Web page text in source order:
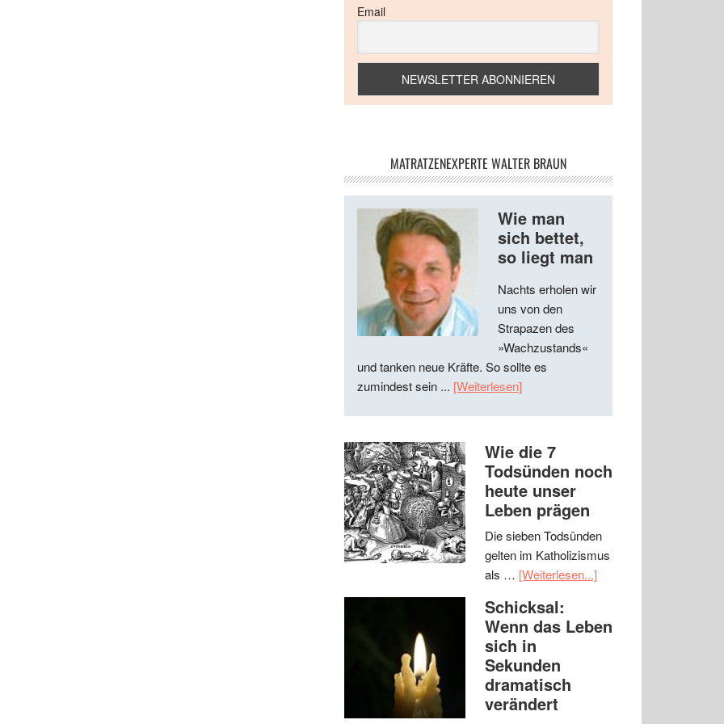
Email
MATRATZENEXPERTE WALTER BRAUN
Wie man
sich bettet,
so liegt man
Nachts erholen wir
uns von den
Strapazen des
»Wachzustands«
und tanken neue Kräfte. So sollte es
zumindest sein ... [Weiterlesen]
Wie die 7
Todsünden noch
heute unser
Leben prägen
Die sieben Todsünden
gelten im Katholizismus
als … [Weiterlesen...]
Schicksal:
Wenn das Leben
sich in
Sekunden
dramatisch
verändert